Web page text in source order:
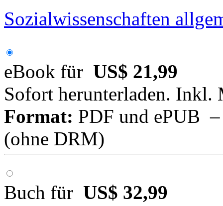
Sozialwissenschaften
eBook für US$ 21,99
Sofort herunterladen. Inkl.
Format: PDF und ePUB
(ohne DRM)
Buch für US$ 32,99